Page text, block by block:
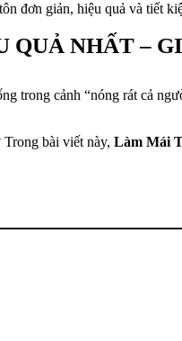
đơn giản, hiệu quả và tiết
QUẢ NHẤT –
trong cảnh “nóng rát cả
Trong bài viết này, Làm Mái